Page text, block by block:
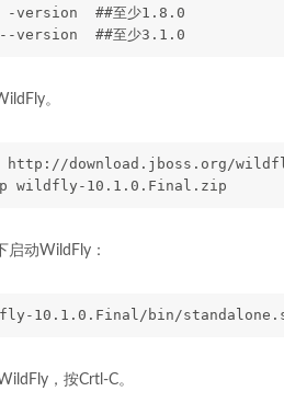
-version  ##至少1.8.0
version  ##至少3.1.0
。
http://download.jboss.org/
wildfly-10.1.0.Final.zip
启动WildFly：
10.1.0.Final/bin/
，按Crtl-C。